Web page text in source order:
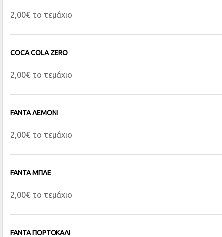
2,00€ το τεμάχιο
COCA COLA ZERO
2,00€ το τεμάχιο
FANTA ΛΕΜΟΝΙ
2,00€ το τεμάχιο
FANTA ΜΠΛΕ
2,00€ το τεμάχιο
FANTA ΠΟΡΤΟΚΑΛΙ